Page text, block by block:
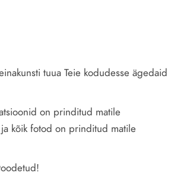
tuua Teie kodudesse ägedaid
on prinditud matile
kõik fotod on prinditud matile